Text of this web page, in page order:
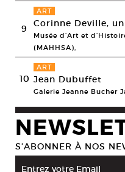
9
ART
Corinne Deville,
Musée d’Art et
(MAHHSA),
10
ART
Jean Dubuffet
Galerie Jeanne Bucher
S’ABONNER À NOS